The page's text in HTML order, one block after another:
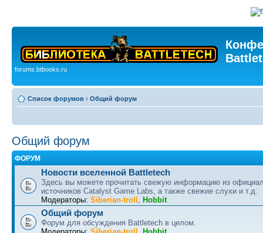
forums.btbooks.ru
Список форумов ‹ Общий форум
Общий форум
ФОРУМ
Новости вселенной Battletech
Здесь вы можете прочитать свежую информацию из
источников Catalyst Game Labs, а также свежие слухи и т.д.
Модераторы: Siberian-troll , Hobbit
Общий форум
Форум для обсуждения Battletech в целом.